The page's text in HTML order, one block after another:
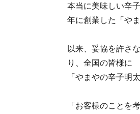
本当に美味しい辛
年に創業した「やま
以来、妥協を許さ
り、全国の皆様に
「やまやの辛子明
「お客様のことを